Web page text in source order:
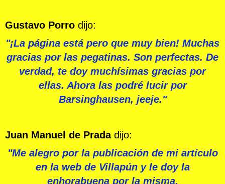
Gustavo Porro dijo:
"¡La página está pero que muy bien! Muchas
gracias por las pegatinas. Son perfectas. De
verdad, te doy muchísimas gracias por
ellas. Ahora las podré lucir por
Barsinghausen, jeeje."
Juan Manuel de Prada dijo:
"Me alegro por la publicación de mi artículo
en la web de Villapún y le doy la
enhorabuena por la misma.